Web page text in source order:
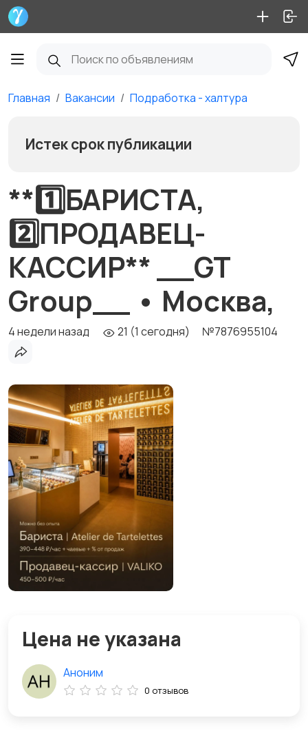
Главная Вакансии Подработка - халтура
Истек срок публикации
**1️⃣БАРИСТА,
2️⃣ПРОДАВЕЦ-
КАССИР** __GT
Group__ • Москва,
4 недели назад 21 (1 сегодня) №7876955104
Цена не указана
Аноним
0 отзывов